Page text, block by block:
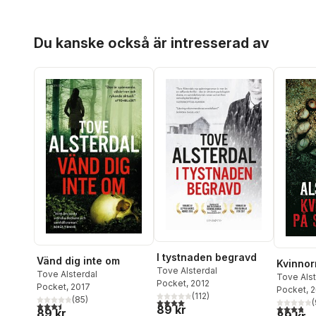
Du kanske också är intresserad av
Vänd dig inte om
Tove Alsterdal
Pocket, 2017
3,5utav 5 stjärnor. Totalt antal röster:
(85)
I tystnaden begravd
Tove Alsterdal
Pocket, 2012
4,0utav 5 stjärnor. Totalt antal röster:
(112)
89 kr
Tove
Pocket,
3,8utav 5(